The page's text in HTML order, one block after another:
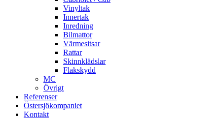
Vinyltak
Innertak
Inredning
Bilmattor
Värmesitsar
Rattar
Skinnklädslar
Flakskydd
MC
Övrigt
Referenser
Östersjökompaniet
Kontakt